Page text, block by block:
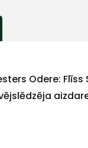
Odere: Flīss